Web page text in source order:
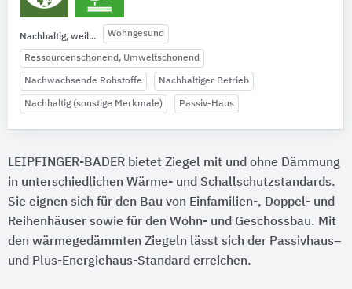
Nachhaltig, weil... Wohngesund
Ressourcenschonend, Umweltschonend
Nachwachsende Rohstoffe Nachhaltiger Betrieb
Nachhaltig (sonstige Merkmale) Passiv-Haus
LEIPFINGER-BADER bietet Ziegel mit und ohne Dämmung
in unterschiedlichen Wärme- und Schallschutzstandards.
Sie eignen sich für den Bau von Einfamilien-, Doppel- und
Reihenhäuser sowie für den Wohn- und Geschossbau. Mit
den wärmegedämmten Ziegeln lässt sich der Passivhaus–
und Plus-Energiehaus-Standard erreichen.